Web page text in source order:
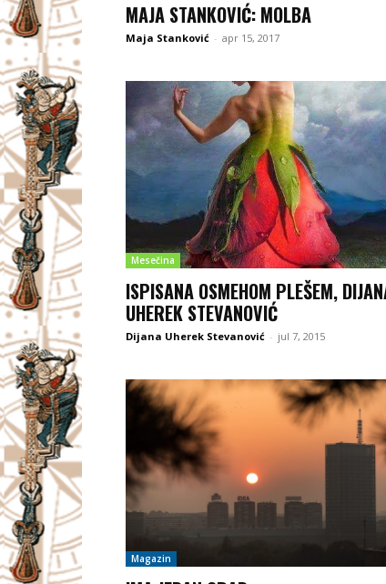
MAJA STANKOVIĆ: MOLBA
Maja Stanković - apr 15, 2017
Mesečina
ISPISANA OSMEHOM PLEŠEM,
UHEREK STEVANOVIĆ
Dijana Uherek Stevanović - jul 7, 2015
Magazin